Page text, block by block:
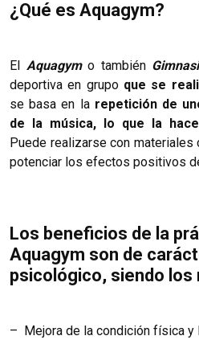
¿Qué es Aquagym?
El Aquagym o también
deportiva en grupo que se
se basa en la repetición de
de la música, lo que la
Puede realizarse con
potenciar los efectos positivos
Los beneficios de la
Aquagym son de
psicológico, siendo los
– Mejora de la condición física y